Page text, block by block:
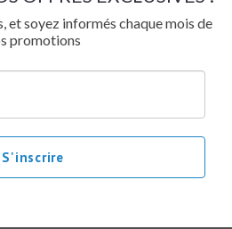
et soyez informés chaque mois de
promotions